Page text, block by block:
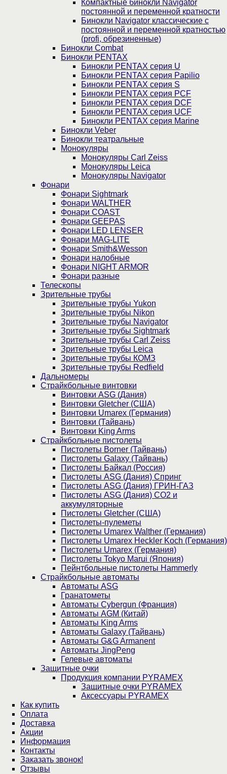
Компактные бинокли Navigator
постоянной и переменной кратности
Бинокли Navigator классические с
постоянной и переменной кратностью
(profi, обрезиненные)
Бинокли Combat
Бинокли PENTAX
Бинокли PENTAX серия U
Бинокли PENTAX серия Papilio
Бинокли PENTAX серия S
Бинокли PENTAX серия PCF
Бинокли PENTAX серия DCF
Бинокли PENTAX серия UCF
Бинокли PENTAX серия Marine
Бинокли Veber
Бинокли театральные
Монокуляры
Монокуляры Carl Zeiss
Монокуляры Leica
Монокуляры Navigator
Фонари
Фонари Sightmark
Фонари WALTHER
Фонари COAST
Фонари GEEPAS
Фонари LED LENSER
Фонари MAG-LITE
Фонари Smith&Wesson
Фонари налобные
Фонари NIGHT ARMOR
Фонари разные
Телескопы
Зрительные трубы
Зрительные трубы Yukon
Зрительные трубы Nikon
Зрительные трубы Navigator
Зрительные трубы Sightmark
Зрительные трубы Carl Zeiss
Зрительные трубы Leica
Зрительные трубы КОМЗ
Зрительные трубы Redfield
Дальномеры
Страйкбольные винтовки
Винтовки ASG (Дания)
Винтовки Gletcher (США)
Винтовки Umarex (Германия)
Винтовки (Тайвань)
Винтовки King Arms
Страйкбольные пистолеты
Пистолеты Borner (Тайвань)
Пистолеты Galaxy (Тайвань)
Пистолеты Байкал (Россия)
Пистолеты ASG (Дания) Спринг
Пистолеты ASG (Дания) ГРИН-ГАЗ
Пистолеты ASG (Дания) CO2 и
аккумуляторные
Пистолеты Gletcher (США)
Пистолеты-пулеметы
Пистолеты Umarex Walther (Германия)
Пистолеты Umarex Heckler Koch (Германия)
Пистолеты Umarex (Германия)
Пистолеты Tokyo Marui (Япония)
Пейнтбольные пистолеты Hammerly
Страйкбольные автоматы
Автоматы ASG
Гранатометы
Автоматы Cybergun (Франция)
Автоматы AGM (Китай)
Автоматы King Arms
Автоматы Galaxy (Тайвань)
Автоматы G&G Armanent
Автоматы JingPeng
Гелевые автоматы
Защитные очки
Продукция компании PYRAMEX
Защитные очки PYRAMEX
Аксессуары PYRAMEX
Как купить
Оплата
Доставка
Акции
Информация
Контакты
Заказать звонок!
Отзывы